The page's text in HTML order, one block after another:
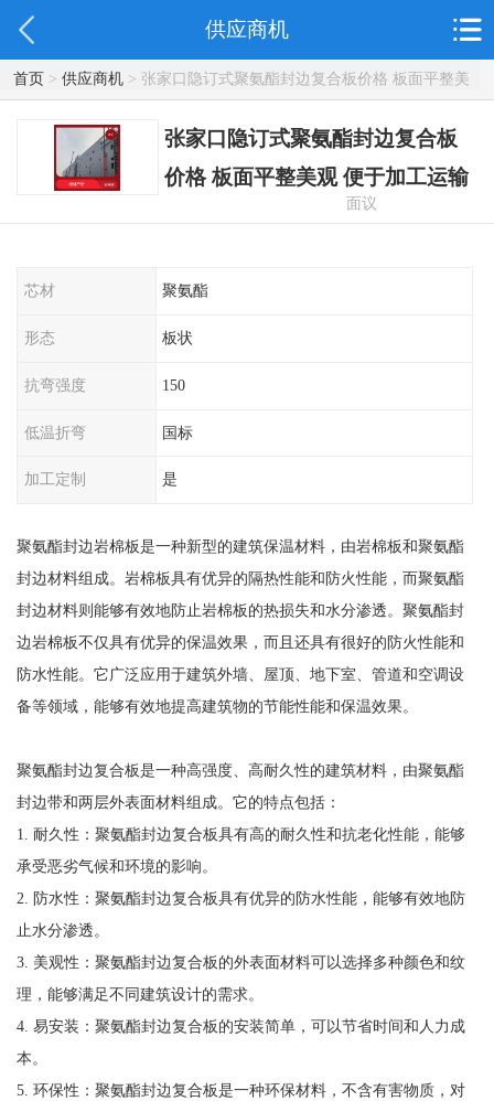
供应商机
首页> 供应商机> 张家口隐订式聚氨酯封边复合板价格 板面平整美
观 便于加工运输
张家口隐订式聚氨酯封边复合板
价格 板面平整美观 便于加工运输
面议
芯材 聚氨酯
形态 板状
抗弯强度 150
低温折弯 国标
加工定制 是
聚氨酯封边岩棉板是一种新型的建筑保温材料，由岩棉板和聚氨酯
封边材料组成。岩棉板具有优异的隔热性能和防火性能，而聚氨酯
封边材料则能够有效地防止岩棉板的热损失和水分渗透。聚氨酯封
边岩棉板不仅具有优异的保温效果，而且还具有很好的防火性能和
防水性能。它广泛应用于建筑外墙、屋顶、地下室、管道和空调设
备等领域，能够有效地提高建筑物的节能性能和保温效果。
聚氨酯封边复合板是一种高强度、高耐久性的建筑材料，由聚氨酯
封边带和两层外表面材料组成。它的特点包括：
1. 耐久性：聚氨酯封边复合板具有高的耐久性和抗老化性能，能够
承受恶劣气候和环境的影响。
2. 防水性：聚氨酯封边复合板具有优异的防水性能，能够有效地防
止水分渗透。
3. 美观性：聚氨酯封边复合板的外表面材料可以选择多种颜色和纹
理，能够满足不同建筑设计的需求。
4. 易安装：聚氨酯封边复合板的安装简单，可以节省时间和人力成
本。
5. 环保性：聚氨酯封边复合板是一种环保材料，不含有害物质，对